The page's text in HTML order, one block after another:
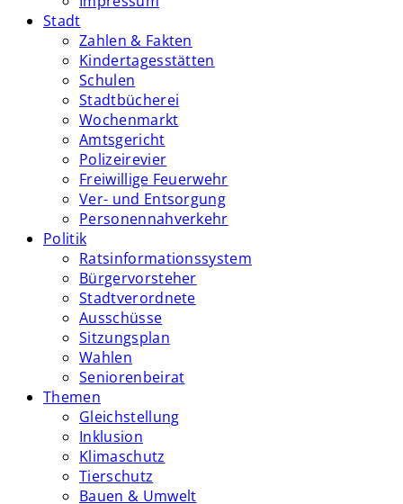
Stadt
Zahlen & Fakten
Kindertagesstätten
Schulen
Stadtbücherei
Wochenmarkt
Amtsgericht
Polizeirevier
Freiwillige Feuerwehr
Ver- und Entsorgung
Personennahverkehr
Politik
Ratsinformationssystem
Bürgervorsteher
Stadtverordnete
Ausschüsse
Sitzungsplan
Wahlen
Seniorenbeirat
Themen
Gleichstellung
Inklusion
Klimaschutz
Tierschutz
Bauen & Umwelt